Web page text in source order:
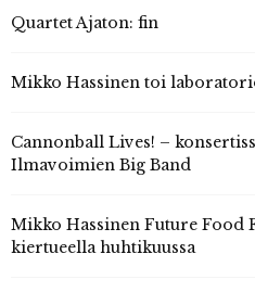
Quartet Ajaton: fin
Mikko Hassinen toi
Cannonball Lives! –
Ilmavoimien Big Band
Mikko Hassinen Future Food
kiertueella huhtikuussa